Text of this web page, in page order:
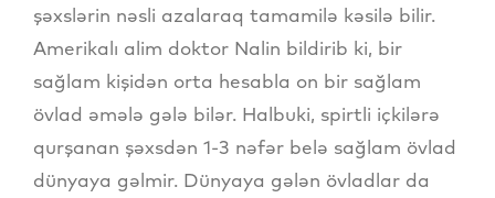
şəxslərin nəsli azalaraq tamamilə kəsilə bilir.
Amerikalı alim doktor Nalin bildirib ki, bir
sağlam kişidən orta hesabla on bir sağlam
övlad əmələ gələ bilər. Halbuki, spirtli içkilərə
qurşanan şəxsdən 1-3 nəfər belə sağlam övlad
dünyaya gəlmir. Dünyaya gələn övladlar da